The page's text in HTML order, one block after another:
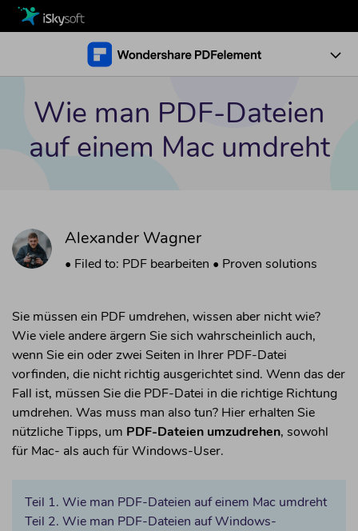
Utility
Store
PDF-Leitfaden erstellen
OCR-PDF-Leitfaden
PDF-Leitfaden redigieren
Benutzerhandbuch >
• Textfarbe in PDF ändern
• PDF in Schwarz-Weiß konvertieren
• PDF in einreichbare Form umwandeln
• PDF in JPG konvertieren
PDF Annotator
• PDF-Editor
• PDF-Highlighter
• Anmerkungen zu PDF hinzufügen
Wie man PDF-Dateien
auf einem Mac umdreht
Alexander Wagner
• Filed to: PDF bearbeiten • Proven solutions
Sie müssen ein PDF umdrehen, wissen aber nicht wie?
Wie viele andere ärgern Sie sich wahrscheinlich auch,
wenn Sie ein oder zwei Seiten in Ihrer PDF-Datei
vorfinden, die nicht richtig ausgerichtet sind. Wenn das der
Fall ist, müssen Sie die PDF-Datei in die richtige Richtung
umdrehen. Was muss man also tun? Hier erhalten Sie
nützliche Tipps, um PDF-Dateien umzudrehen, sowohl
für Mac- als auch für Windows-User.
Teil 1. Wie man PDF-Dateien auf einem Mac umdreht
Teil 2. Wie man PDF-Dateien auf Windows-